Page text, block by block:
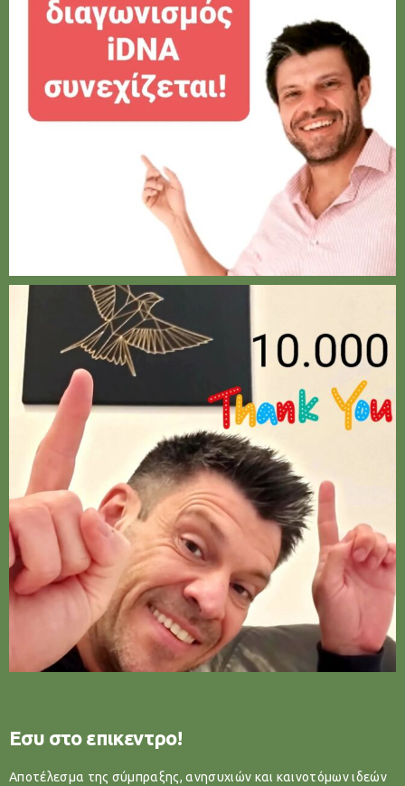
Εσυ στο επικεντρο!
Αποτέλεσμα της σύμπραξης, ανησυχιών και καινοτόμων ιδεών